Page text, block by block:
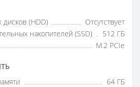
(HDD)
Отсутствует
накопителей (SSD)
512 ГБ
M.2 PCIe
64 ГБ